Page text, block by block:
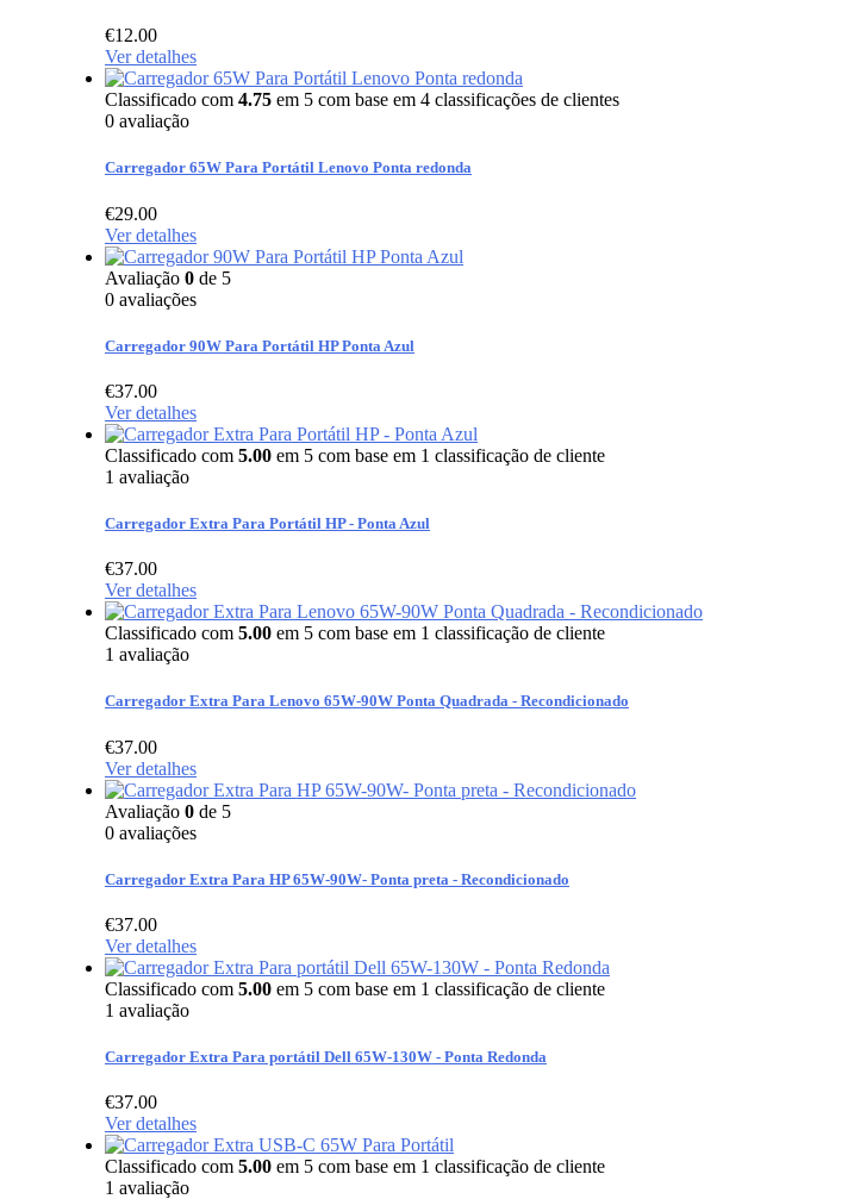
€12.00
Ver detalhes
Classificado com 4.75 em 5 com base em 4 classificações de clientes
0 avaliação
Carregador 65W Para Portátil Lenovo Ponta redonda
€29.00
Ver detalhes
Avaliação 0 de 5
0 avaliações
Carregador 90W Para Portátil HP Ponta Azul
€37.00
Ver detalhes
Classificado com 5.00 em 5 com base em 1 classificação de cliente
1 avaliação
Carregador Extra Para Portátil HP - Ponta Azul
€37.00
Ver detalhes
Classificado com 5.00 em 5 com base em 1 classificação de cliente
1 avaliação
Carregador Extra Para Lenovo 65W-90W Ponta Quadrada - Recondicionado
€37.00
Ver detalhes
Avaliação 0 de 5
0 avaliações
Carregador Extra Para HP 65W-90W- Ponta preta - Recondicionado
€37.00
Ver detalhes
Classificado com 5.00 em 5 com base em 1 classificação de cliente
1 avaliação
Carregador Extra Para portátil Dell 65W-130W - Ponta Redonda
€37.00
Ver detalhes
Classificado com 5.00 em 5 com base em 1 classificação de cliente
1 avaliação